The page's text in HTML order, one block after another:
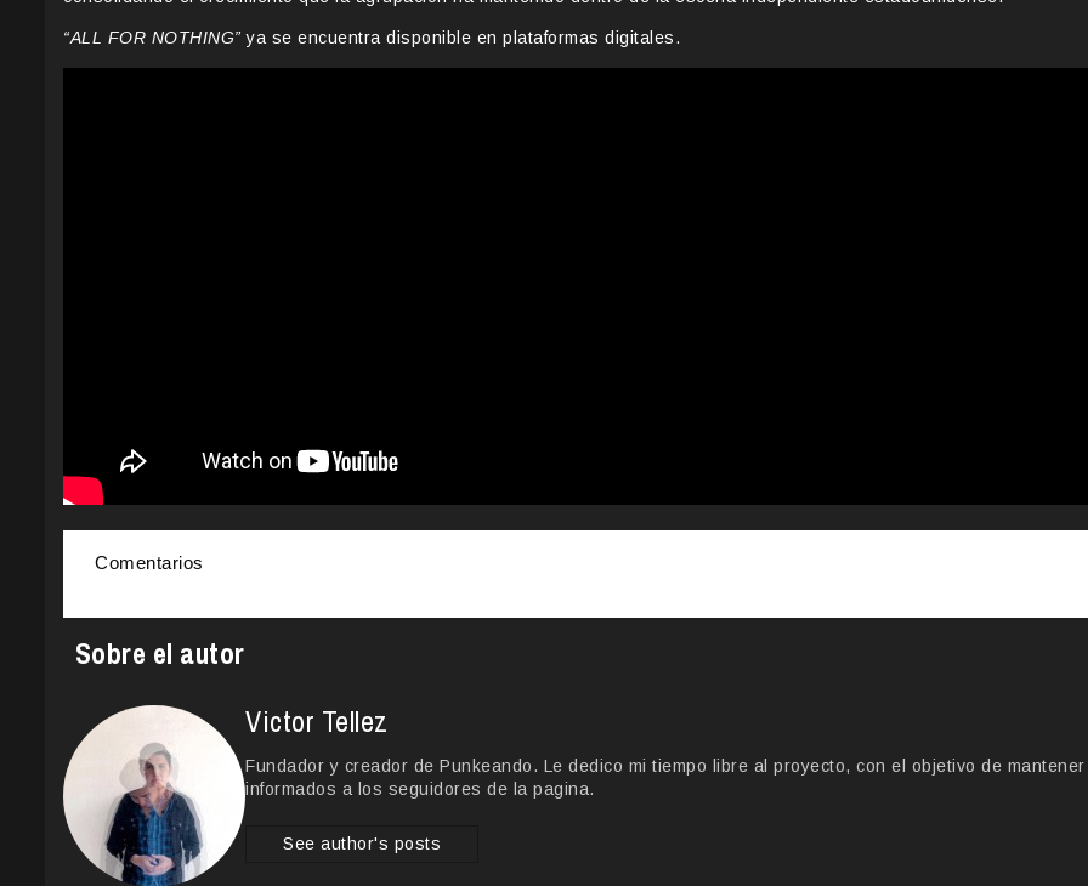
“ALL FOR NOTHING” ya se encuentra disponible en plataformas digitales.
Comentarios
Sobre el autor
Victor Tellez
Fundador y creador de Punkeando. Le dedico mi tiempo libre al proyecto, con el objetivo de mantener
informados a los seguidores de la pagina.
See author's posts